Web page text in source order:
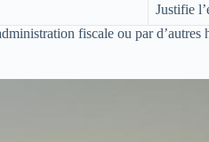
Justifie
fiscale ou par d’autres